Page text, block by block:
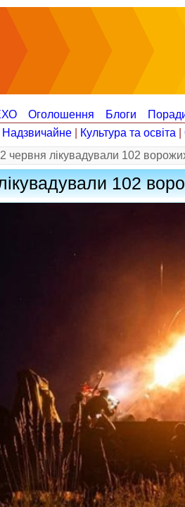
Оголошення Блоги
Надзвичайне Культура та освіта
червня лікувадували 102
102